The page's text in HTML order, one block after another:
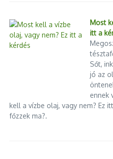
Most
itt a
Sőt,
jó az
ennek
kell a vízbe olaj, vagy nem? Ez
főzzek ma?.